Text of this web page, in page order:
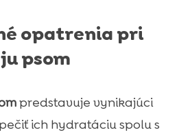
opatrenia pri
psom
predstavuje vynikajúci
ich hydratáciu spolu s